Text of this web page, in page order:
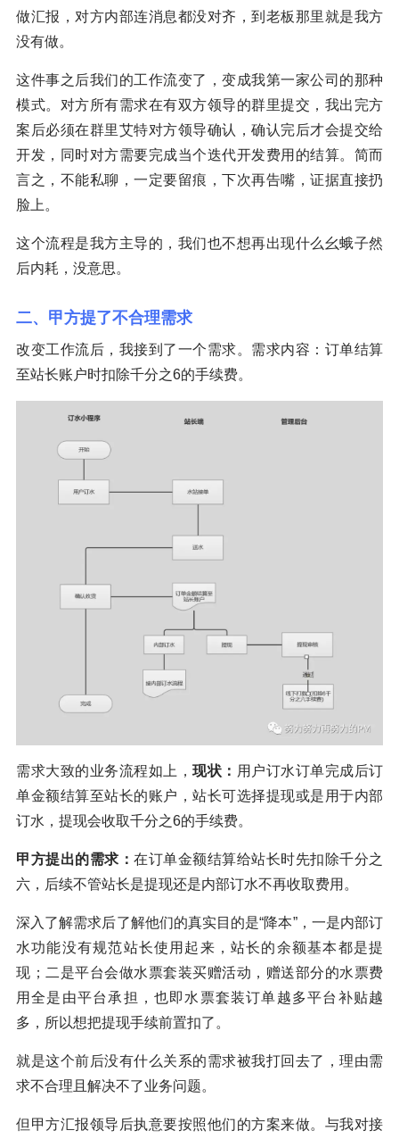
做汇报，对方内部连消息都没对齐，到老板那里就是我方
没有做。
这件事之后我们的工作流变了，变成我第一家公司的那种
模式。对方所有需求在有双方领导的群里提交，我出完方
案后必须在群里艾特对方领导确认，确认完后才会提交给
开发，同时对方需要完成当个迭代开发费用的结算。简而
言之，不能私聊，一定要留痕，下次再告嘴，证据直接扔
脸上。
这个流程是我方主导的，我们也不想再出现什么幺蛾子然
后内耗，没意思。
二、甲方提了不合理需求
改变工作流后，我接到了一个需求。需求内容：订单结算
至站长账户时扣除千分之6的手续费。
需求大致的业务流程如上， 现状： 用户订水订单完成后订
单金额结算至站长的账户，站长可选择提现或是用于内部
订水，提现会收取千分之6的手续费。
甲方提出的需求： 在订单金额结算给站长时先扣除千分之
六，后续不管站长是提现还是内部订水不再收取费用。
深入了解需求后了解他们的真实目的是“降本”，一是内部订
水功能没有规范站长使用起来，站长的余额基本都是提
现；二是平台会做水票套装买赠活动，赠送部分的水票费
用全是由平台承担，也即水票套装订单越多平台补贴越
多，所以想把提现手续前置扣了。
就是这个前后没有什么关系的需求被我打回去了，理由需
求不合理且解决不了业务问题。
但甲方汇报领导后执意要按照他们的方案来做。与我对接